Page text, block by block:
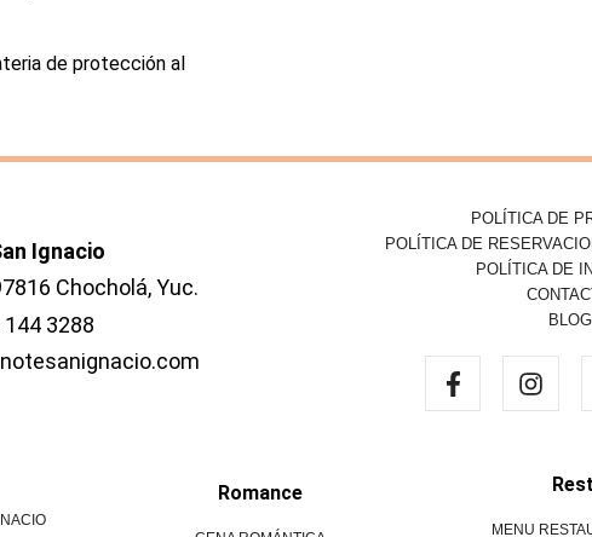
de protección al
Ignacio
Chocholá, Yuc.
3288
POLÍTICA DE
POLÍTICA DE
POLÍTICA DE
BLOG
Romance
MENU